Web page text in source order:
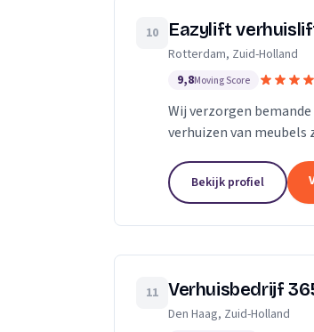
10 Eazylift
Rotterdam, Zuid-Holland
9,8Moving Score
Wij verzorgen
verhuizen van meubels
Bekijk profiel
11 Verhuisbedrijf
Den Haag, Zuid-Holland